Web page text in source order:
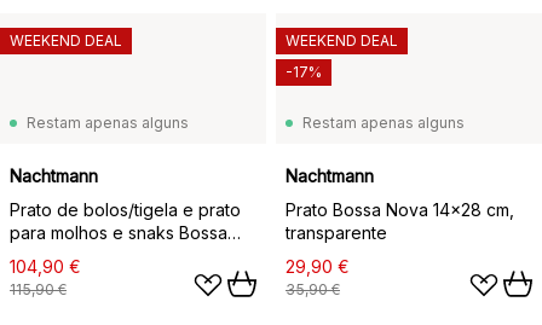
Restam apenas alguns
Nachtmann
Prato de bolos/tigela e prato
para molhos e snaks Bossa
Nova, transparente
104,90 €
115,90 €
WEEKEND DEAL
Restam apenas alguns
Nachtmann
Prato Bossa Nova 14x28 cm,
transparente
29,90 €
35,90 €
WEEKEND DEAL
-17%